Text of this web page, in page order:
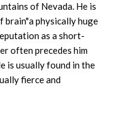
of Nevada. He is
brain"a physically huge
as a short-
often precedes him
is usually found in the
fierce and